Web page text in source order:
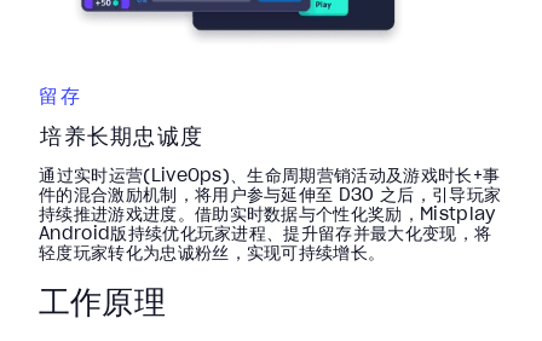
留存
培养长期忠诚度
通过实时运营(LiveOps)、生命周期营销活动及游戏时长+事
件的混合激励机制，将用户参与延伸至 D30 之后，引导玩家
持续推进游戏进度。借助实时数据与个性化奖励，Mistplay
Android版持续优化玩家进程、提升留存并最大化变现，将
轻度玩家转化为忠诚粉丝，实现可持续增长。
工作原理